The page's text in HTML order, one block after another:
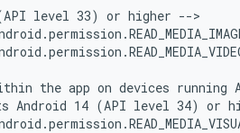
level 33) or higher -->
the app on devices running
Android 14 (API level 34) or